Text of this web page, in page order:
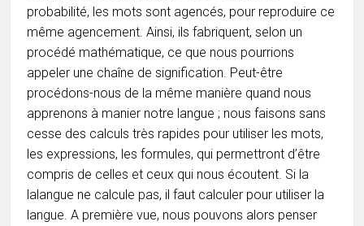
probabilité, les mots sont agencés, pour reproduire ce
même agencement. Ainsi, ils fabriquent, selon un
procédé mathématique, ce que nous pourrions
appeler une chaîne de signification. Peut-être
procédons-nous de la même manière quand nous
apprenons à manier notre langue ; nous faisons sans
cesse des calculs très rapides pour utiliser les mots,
les expressions, les formules, qui permettront d’être
compris de celles et ceux qui nous écoutent. Si la
lalangue ne calcule pas, il faut calculer pour utiliser la
langue. A première vue, nous pouvons alors penser